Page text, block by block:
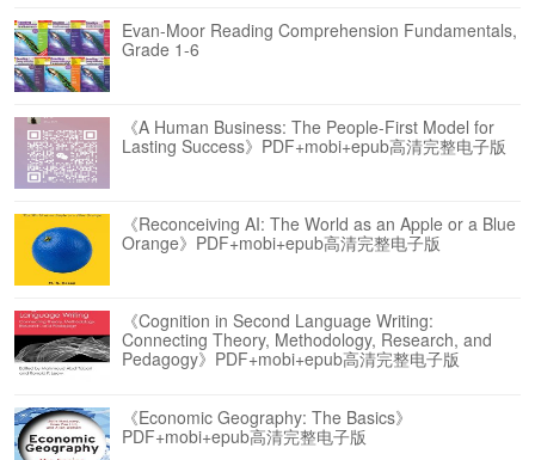
Evan-Moor Reading Comprehension Fundamentals,
Grade 1-6
《A Human Business: The People-First Model for
Lasting Success》PDF+mobi+epub高清完整电子版
《Reconceiving AI: The World as an Apple or a Blue
Orange》PDF+mobi+epub高清完整电子版
《Cognition in Second Language Writing:
Connecting Theory, Methodology, Research, and
Pedagogy》PDF+mobi+epub高清完整电子版
《Economic Geography: The Basics》
PDF+mobi+epub高清完整电子版